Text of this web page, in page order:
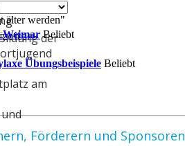
der
am
älter werden"
Weimar Beliebt
Übungsbeispiele Beliebt
Förderern und Sponsoren